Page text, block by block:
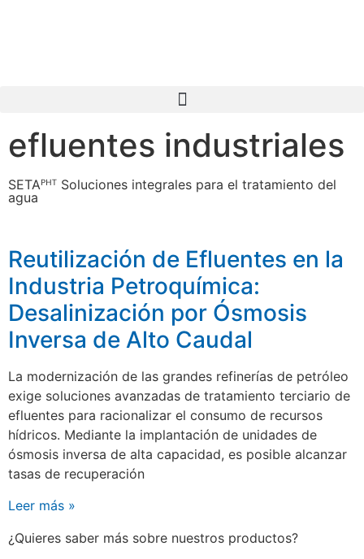
efluentes industriales
SETAᴾᴴᵀ Soluciones integrales para el tratamiento del
agua
Reutilización de Efluentes en la
Industria Petroquímica:
Desalinización por Ósmosis
Inversa de Alto Caudal
La modernización de las grandes refinerías de petróleo
exige soluciones avanzadas de tratamiento terciario de
efluentes para racionalizar el consumo de recursos
hídricos. Mediante la implantación de unidades de
ósmosis inversa de alta capacidad, es posible alcanzar
tasas de recuperación
Leer más »
¿Quieres saber más sobre nuestros productos?